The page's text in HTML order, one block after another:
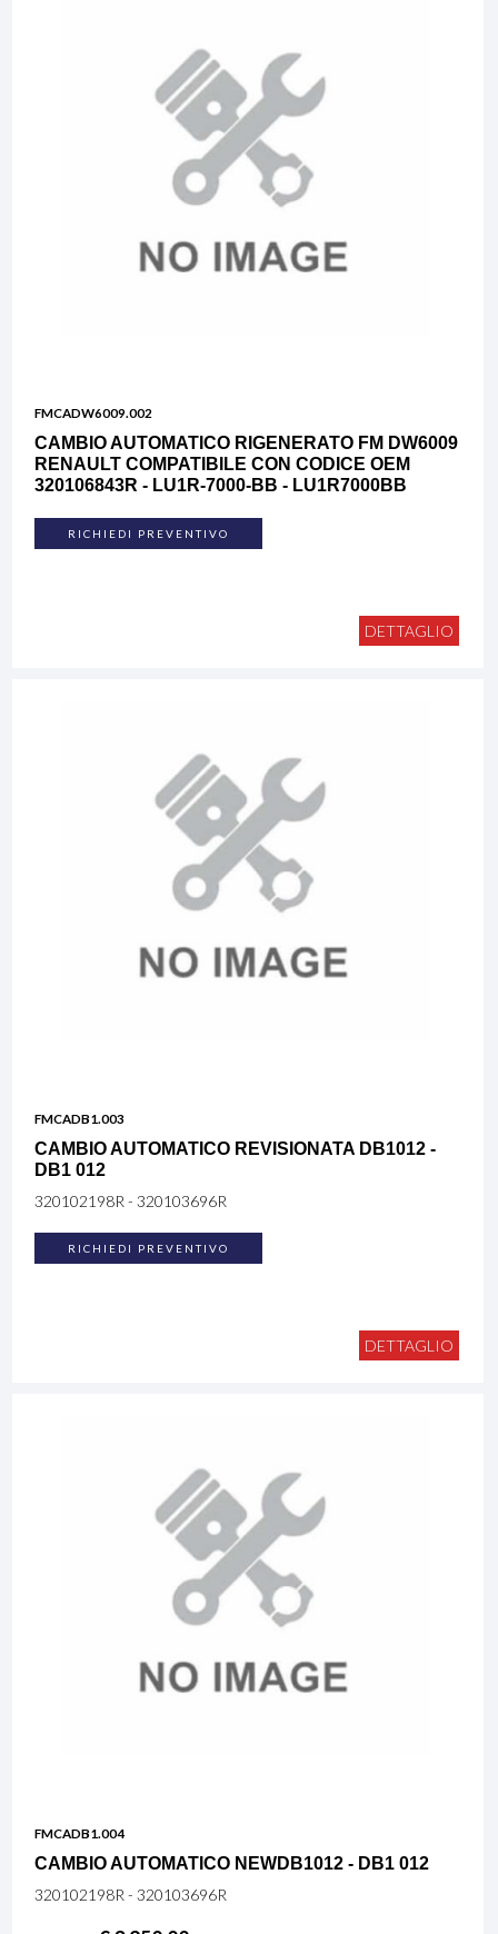
FMCADW6009.002
CAMBIO AUTOMATICO RIGENERATO FM DW6009
RENAULT COMPATIBILE CON CODICE OEM
320106843R - LU1R-7000-BB - LU1R7000BB
RICHIEDI PREVENTIVO
DETTAGLIO
FMCADB1.003
CAMBIO AUTOMATICO REVISIONATA DB1012 -
DB1 012
320102198R - 320103696R
RICHIEDI PREVENTIVO
DETTAGLIO
FMCADB1.004
CAMBIO AUTOMATICO NEWDB1012 - DB1 012
320102198R - 320103696R